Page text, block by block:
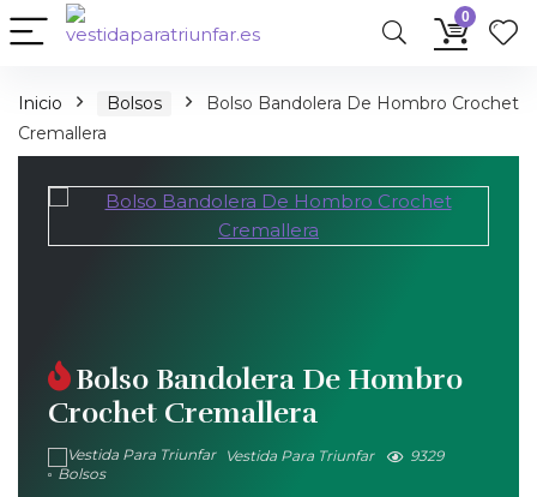
0
Inicio Bolsos
Bolso Bandolera De Hombro Crochet
Cremallera
Bolso Bandolera De Hombro
Crochet Cremallera
Vestida Para Triunfar
9329
Bolsos